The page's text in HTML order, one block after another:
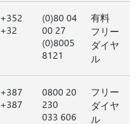
+352
+32
(0)80 04
00 27
(0)8005
8121
有料
フリー
ダイヤ
ル
+387
+387
0800 20
230
033 606
フリー
ダイヤ
ル